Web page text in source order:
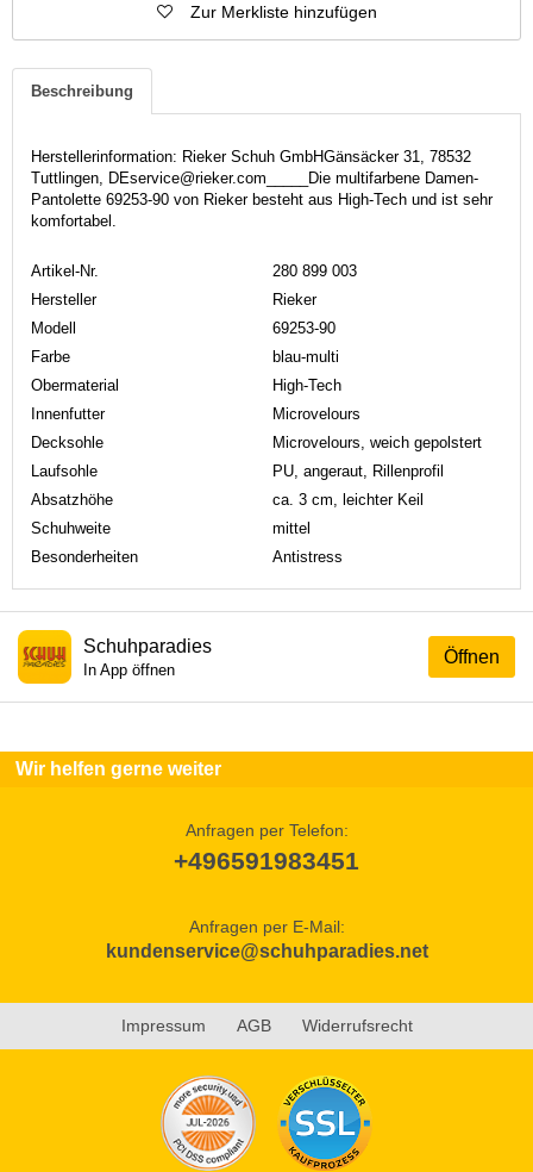
Zur Merkliste hinzufügen
Beschreibung
Herstellerinformation: Rieker Schuh GmbHGänsäcker 31, 78532
Tuttlingen, DEservice@rieker.com_____Die multifarbene Damen-
Pantolette 69253-90 von Rieker besteht aus High-Tech und ist sehr
komfortabel.
Artikel-Nr.
280 899 003
Hersteller
Rieker
Modell
69253-90
Farbe
blau-multi
Obermaterial
High-Tech
Innenfutter
Microvelours
Decksohle
Microvelours, weich gepolstert
Laufsohle
PU, angeraut, Rillenprofil
Absatzhöhe
ca. 3 cm, leichter Keil
Schuhweite
mittel
Besonderheiten
Antistress
Öffnen
Schuhparadies
In App öffnen
Wir helfen gerne weiter
Anfragen per Telefon:
+496591983451
Anfragen per E-Mail:
kundenservice@schuhparadies.net
Impressum AGB Widerrufsrecht